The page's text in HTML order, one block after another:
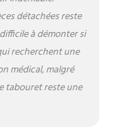
détachées reste
à démonter si
recherchent une
médical, malgré
tabouret reste une